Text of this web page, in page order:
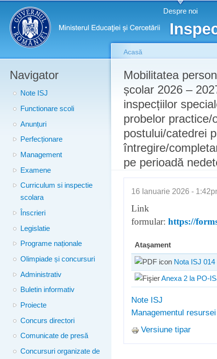
Meniu principal Despre noi
Navigator
Note ISJ
Functionare scoli
Anunțuri
Perfecționare
Management
Examene
Curriculum si inspectie
scolara
Înscrieri
Legislatie
Programe naționale
Olimpiade și concursuri
Administrativ
Buletin informativ
Proiecte
Concurs directori
Comunicate de presă
Concursuri organizate de
Eşti aici
Acasă
Mobilitatea
școlar 2026 –
inspecțiilor
probelor
postului/catedrei
întregire/
pe perioadă
16 Ianuarie 2026 -
Link
formular: https://
Ataşament
Nota ISJ 014
Anexa 2 la PO-
Note ISJ
Managementul
Versiune tipar